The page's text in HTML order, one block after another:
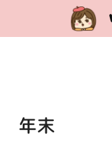
年末